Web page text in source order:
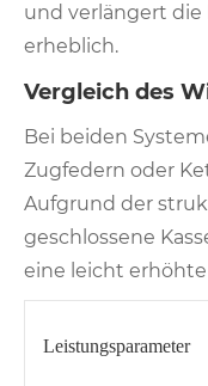
und verlängert die
erheblich.
Vergleich des
Bei beiden
Zugfedern oder
Aufgrund der
geschlossene
eine leicht
Leistungsparameter